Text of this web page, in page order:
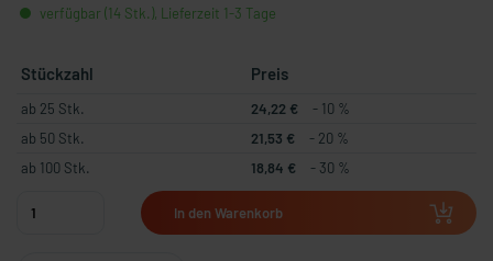
verfügbar (14 Stk.), Lieferzeit 1-3 Tage
Stückzahl Preis
ab 25 Stk. 24,22 €
- 10 %
ab 50 Stk.
21,53 €
- 20 %
ab 100 Stk.
18,84 € - 30 %
In den Warenkorb